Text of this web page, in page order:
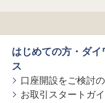
はじめての方・ダイ
ス
口座開設をご検討
お取引スタートガ